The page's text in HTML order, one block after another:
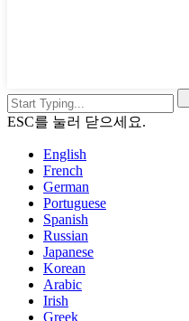
ESC를 눌러 닫으세요.
English
French
German
Portuguese
Spanish
Russian
Japanese
Korean
Arabic
Irish
Greek